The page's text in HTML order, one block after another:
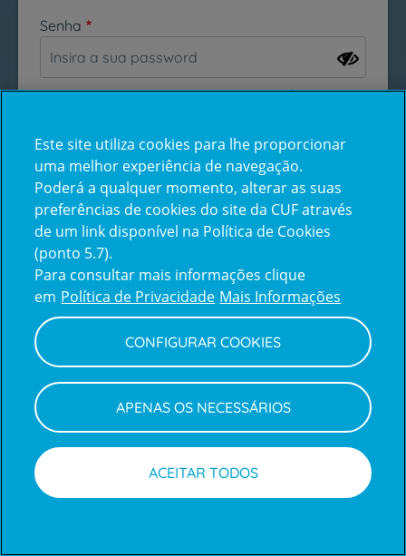
Senha
Esqueceu-se da sua password?
Inicie sessão com a Apple
Centro de Apoio ao Cliente | Política de Privacidade e Cookies
Este site utiliza cookies para lhe proporcionar
uma melhor experiência de navegação.
Poderá a qualquer momento, alterar as suas
preferências de cookies do site da CUF através
de um link disponível na Política de Cookies
(ponto 5.7).
Para consultar mais informações clique
em Política de Privacidade Mais Informações
CONFIGURAR COOKIES
APENAS OS NECESSÁRIOS
ACEITAR TODOS